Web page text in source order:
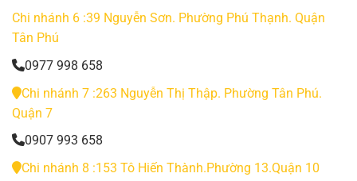
Chi nhánh 6 :39 Nguyễn Sơn. Phường Phú Thạnh. Quận
Tân Phú
0977 998 658
Chi nhánh 7 :263 Nguyễn Thị Thập. Phường Tân Phú.
Quận 7
0907 993 658
Chi nhánh 8 :153 Tô Hiến Thành.Phường 13.Quận 10